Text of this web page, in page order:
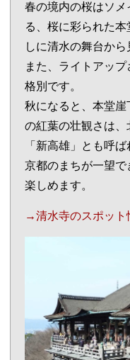
春の境内の桜はソ
る、桜に彩られた
しに清水の舞台から
また、ライトアッ
格別です。
秋になると、本堂
の紅葉の壮観さは
「新高雄」とも呼
京都のまちが一望
楽しめます。
→清水寺のスポット